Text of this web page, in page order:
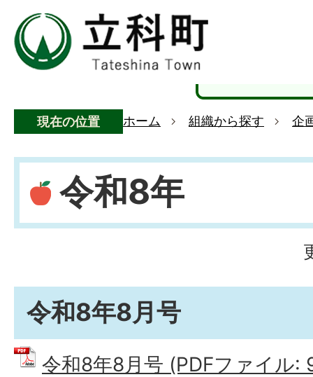
現在の位置 ホーム 組織から探す 企
令和8年
令和8年8月号
令和8年8月号 (PDFファイル: